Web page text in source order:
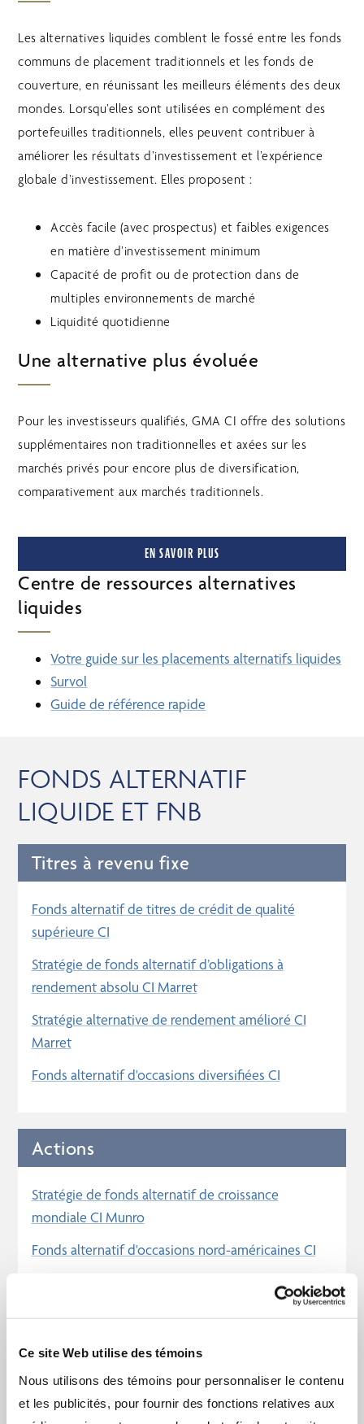
Ce site Web utilise des témoins
Nous utilisons des témoins pour personnaliser le contenu
et les publicités, pour fournir des fonctions relatives aux
Les alternatives liquides comblent le fossé entre les fonds
communs de placement traditionnels et les fonds de
couverture, en réunissant les meilleurs éléments des deux
mondes. Lorsqu’elles sont utilisées en complément des
portefeuilles traditionnels, elles peuvent contribuer à
améliorer les résultats d’investissement et l’expérience
globale d’investissement. Elles proposent :
Accès facile (avec prospectus) et faibles exigences
en matière d’investissement minimum
Capacité de profit ou de protection dans de
multiples environnements de marché
Liquidité quotidienne
Une alternative plus évoluée
Pour les investisseurs qualifiés, GMA CI offre des solutions
supplémentaires non traditionnelles et axées sur les
marchés privés pour encore plus de diversification,
comparativement aux marchés traditionnels.
EN SAVOIR PLUS
Centre de ressources alternatives
liquides
Votre guide sur les placements alternatifs liquides
Survol
Guide de référence rapide
FONDS ALTERNATIF
LIQUIDE ET FNB
Titres à revenu fixe
Fonds alternatif de titres de crédit de qualité
supérieure CI
Stratégie de fonds alternatif d’obligations à
rendement absolu CI Marret
Stratégie alternative de rendement amélioré CI
Marret
Fonds alternatif d'occasions diversifiées CI
Actions
Stratégie de fonds alternatif de croissance
mondiale CI Munro
Fonds alternatif d'occasions nord-américaines CI
Occasions Diversifies